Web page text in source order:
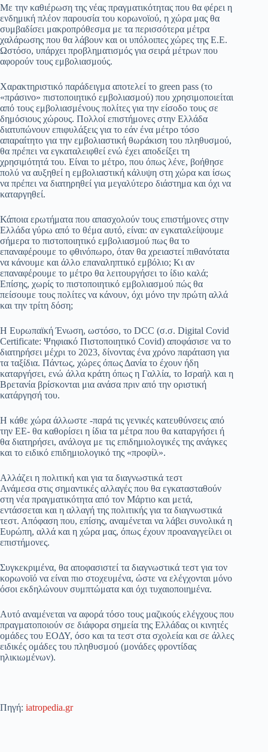
Με την καθιέρωση της νέας πραγματικότητας που θα φέρει η
ενδημική πλέον παρουσία του κορωνοϊού, η χώρα μας θα
συμβαδίσει μακροπρόθεσμα με τα περισσότερα μέτρα
χαλάρωσης που θα λάβουν και οι υπόλοιπες χώρες της Ε.Ε.
Ωστόσο, υπάρχει προβληματισμός για σειρά μέτρων που
αφορούν τους εμβολιασμούς.
Χαρακτηριστικό παράδειγμα αποτελεί το green pass (το
«πράσινο» πιστοποιητικό εμβολιασμού) που χρησιμοποιείται
από τους εμβολιασμένους πολίτες για την είσοδο τους σε
δημόσιους χώρους. Πολλοί επιστήμονες στην Ελλάδα
διατυπώνουν επιφυλάξεις για το εάν ένα μέτρο τόσο
απαραίτητο για την εμβολιαστική θωράκιση του πληθυσμού,
θα πρέπει να εγκαταλειφθεί ενώ έχει αποδείξει τη
χρησιμότητά του. Είναι το μέτρο, που όπως λένε, βοήθησε
πολύ να αυξηθεί η εμβολιαστική κάλυψη στη χώρα και ίσως
να πρέπει να διατηρηθεί για μεγαλύτερο διάστημα και όχι να
καταργηθεί.
Κάποια ερωτήματα που απασχολούν τους επιστήμονες στην
Ελλάδα γύρω από το θέμα αυτό, είναι: αν εγκαταλείψουμε
σήμερα το πιστοποιητικό εμβολιασμού πως θα το
επαναφέρουμε το φθινόπωρο, όταν θα χρειαστεί πιθανότατα
να κάνουμε και άλλο επαναληπτικό εμβόλιο; Κι αν
επαναφέρουμε το μέτρο θα λειτουργήσει το ίδιο καλά;
Επίσης, χωρίς το πιστοποιητικό εμβολιασμού πώς θα
πείσουμε τους πολίτες να κάνουν, όχι μόνο την πρώτη αλλά
και την τρίτη δόση;
Η Ευρωπαϊκή Ένωση, ωστόσο, το DCC (σ.σ. Digital Covid
Certificate: Ψηφιακό Πιστοποιητικό Covid) αποφάσισε να το
διατηρήσει μέχρι το 2023, δίνοντας ένα χρόνο παράταση για
τα ταξίδια. Πάντως, χώρες όπως Δανία το έχουν ήδη
καταργήσει, ενώ άλλα κράτη όπως η Γαλλία, το Ισραήλ και η
Βρετανία βρίσκονται μια ανάσα πριν από την οριστική
κατάργησή του.
Η κάθε χώρα άλλωστε -παρά τις γενικές κατευθύνσεις από
την ΕΕ- θα καθορίσει η ίδια τα μέτρα που θα καταργήσει ή
θα διατηρήσει, ανάλογα με τις επιδημιολογικές της ανάγκες
και το ειδικό επιδημιολογικό της «προφίλ».
Αλλάζει η πολιτική και για τα διαγνωστικά τεστ
Ανάμεσα στις σημαντικές αλλαγές που θα εγκατασταθούν
στη νέα πραγματικότητα από τον Μάρτιο και μετά,
εντάσσεται και η αλλαγή της πολιτικής για τα διαγνωστικά
τεστ. Απόφαση που, επίσης, αναμένεται να λάβει συνολικά η
Ευρώπη, αλλά και η χώρα μας, όπως έχουν προαναγγείλει οι
επιστήμονες.
Συγκεκριμένα, θα αποφασιστεί τα διαγνωστικά τεστ για τον
κορωνοϊό να είναι πιο στοχευμένα, ώστε να ελέγχονται μόνο
όσοι εκδηλώνουν συμπτώματα και όχι τυχαιοποιημένα.
Αυτό αναμένεται να αφορά τόσο τους μαζικούς ελέγχους που
πραγματοποιούν σε διάφορα σημεία της Ελλάδας οι κινητές
ομάδες του ΕΟΔΥ, όσο και τα τεστ στα σχολεία και σε άλλες
ειδικές ομάδες του πληθυσμού (μονάδες φροντίδας
ηλικιωμένων).
Πηγή: iatropedia.gr